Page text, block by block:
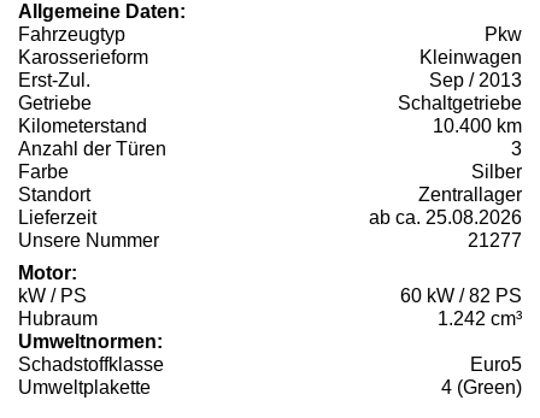
Allgemeine Daten:
Fahrzeugtyp
Pkw
Karosserieform
Kleinwagen
Erst-Zul.
Sep / 2013
Getriebe
Schaltgetriebe
Kilometerstand
10.400 km
Anzahl der Türen
3
Farbe
Silber
Standort
Zentrallager
Lieferzeit
ab ca. 25.08.2026
Unsere Nummer
21277
Motor:
kW / PS
60 kW / 82 PS
Hubraum
1.242 cm³
Umweltnormen:
Schadstoffklasse
Euro5
Umweltplakette
4 (Green)